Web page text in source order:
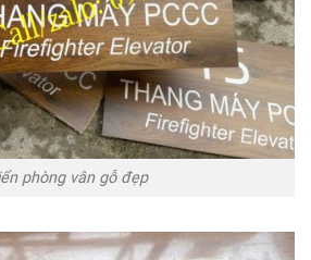
phòng vân gỗ đẹp